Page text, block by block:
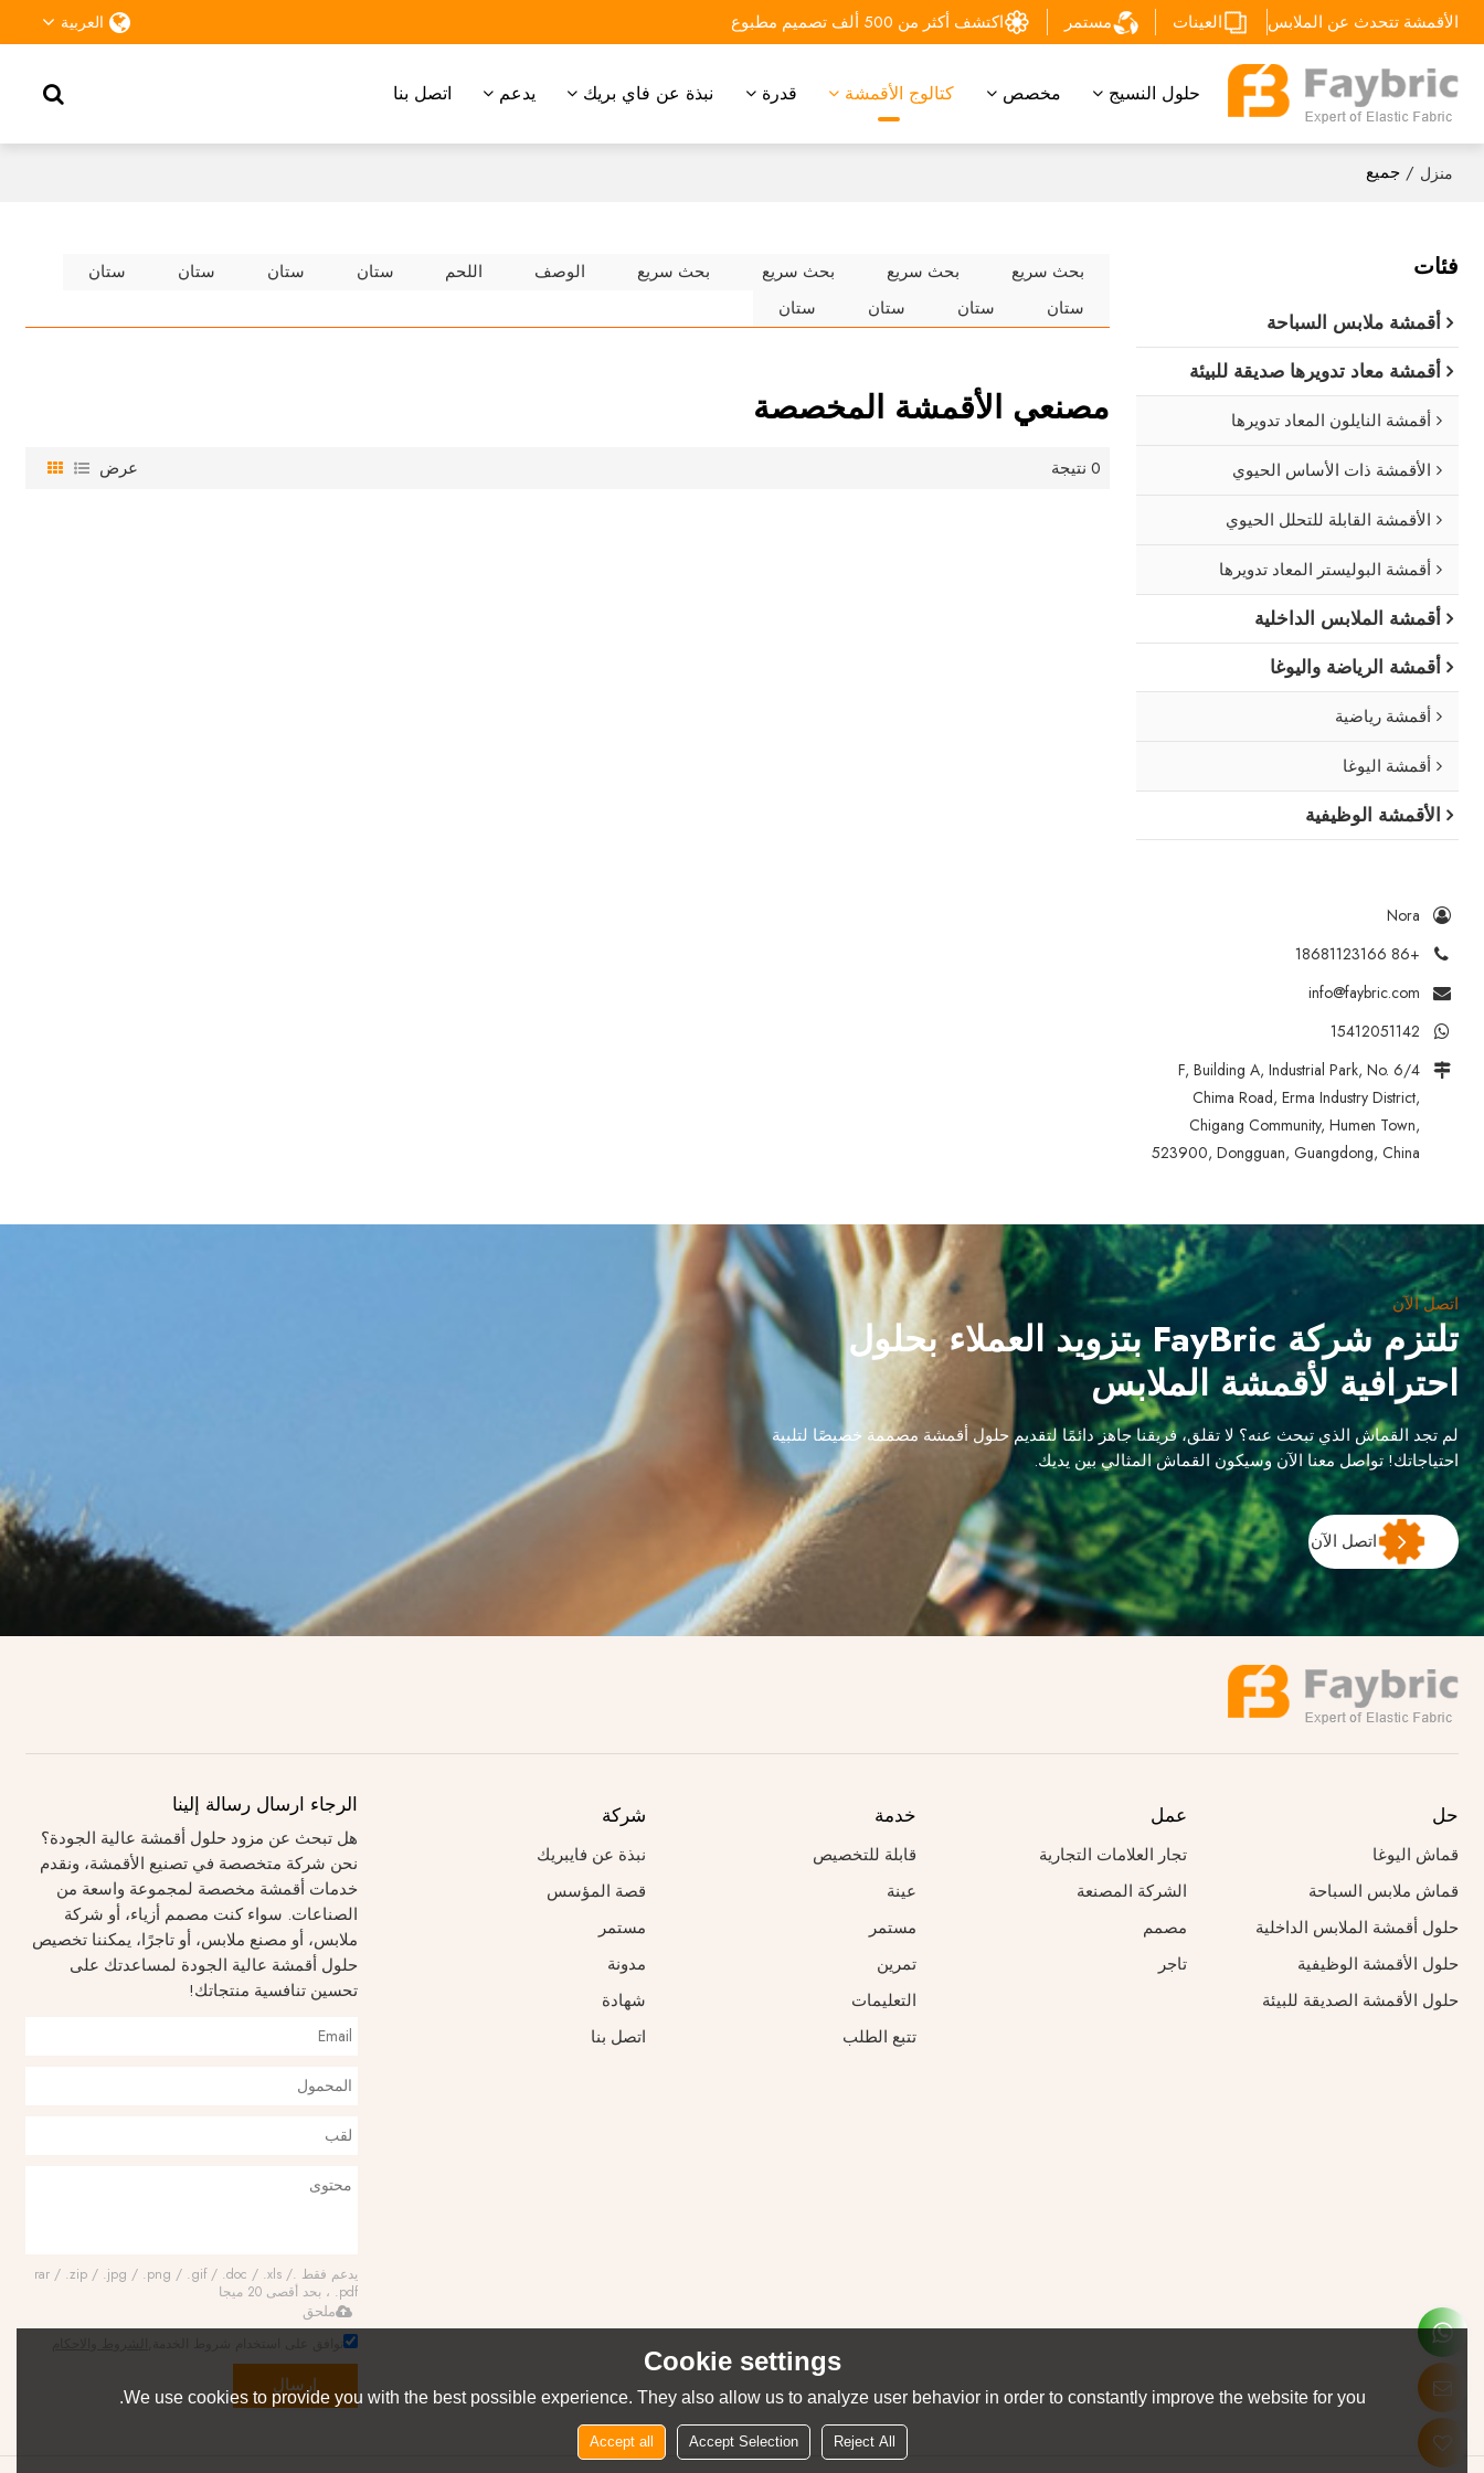
الأقمشة تتحدث عن الملابس العينات مستمر اكتشف أكثر من 500 ألف تصميم مطبوع العربية
حلول النسيج مخصص كتالوج الأقمشة قدرة نبذة عن فاي بريك يدعم اتصل بنا
منزل / جميع
بحث سريع بحث سريع بحث سريع بحث سريع الوصف اللحم ستان ستان ستان
ستان
ستان
ستان ستان ستان
مصنعي الأقمشة المخصصة
0 نتيجة عرض
فئات
أقمشة ملابس السباحة
أقمشة معاد تدويرها صديقة للبيئة
أقمشة النايلون المعاد تدويرها
الأقمشة ذات الأساس الحيوي
الأقمشة القابلة للتحلل الحيوي
أقمشة البوليستر المعاد تدويرها
أقمشة الملابس الداخلية
أقمشة الرياضة واليوغا
أقمشة رياضية
أقمشة اليوغا
الأقمشة الوظيفية
Nora
+86 18681123166
info@faybric.com
15412051142
4/F, Building A, Industrial Park, No. 6
Chima Road, Erma Industry District,
Chigang Community, Humen Town,
523900, Dongguan, Guangdong, China
اتصل الآن
تلتزم شركة FayBric بتزويد العملاء بحلول
احترافية لأقمشة الملابس
لم تجد القماش الذي تبحث عنه؟ لا تقلق، فريقنا جاهز دائمًا لتقديم حلول أقمشة مصممة خصيصًا لتلبية
احتياجاتك! تواصل معنا الآن وسيكون القماش المثالي بين يديك.
اتصل الآن
حل
قماش اليوغا
قماش ملابس السباحة
حلول أقمشة الملابس الداخلية
حلول الأقمشة الوظيفية
حلول الأقمشة الصديقة للبيئة
عمل
تجار العلامات التجارية
الشركة المصنعة
مصمم
تاجر
خدمة
قابلة للتخصيص
عينة
مستمر
تمرين
التعليمات
تتبع الطلب
شركة
نبذة عن فايبريك
قصة المؤسس
مستمر
مدونة
شهادة
اتصل بنا
الرجاء ارسال رسالة إلينا
هل تبحث عن مزود حلول أقمشة عالية الجودة؟
نحن شركة متخصصة في تصنيع الأقمشة، ونقدم
خدمات أقمشة مخصصة لمجموعة واسعة من
الصناعات. سواء كنت مصمم أزياء، أو شركة
ملابس، أو مصنع ملابس، أو تاجرًا، يمكننا تخصيص
حلول أقمشة عالية الجودة لمساعدتك على
تحسين تنافسية منتجاتك!
يدعم فقط .rar / .zip / .jpg / .png / .gif / .doc / .xls /
.pdf ، بحد أقصى 20 ميجا
ملحق
توافق على استخدام شروط الخدمة,
إرسال
Cookie settings
We use cookies to provide you with the best possible experience. They also allow us to analyze user behavior in order to constantly improve the website for you.
Reject All
Accept Selection
Accept all